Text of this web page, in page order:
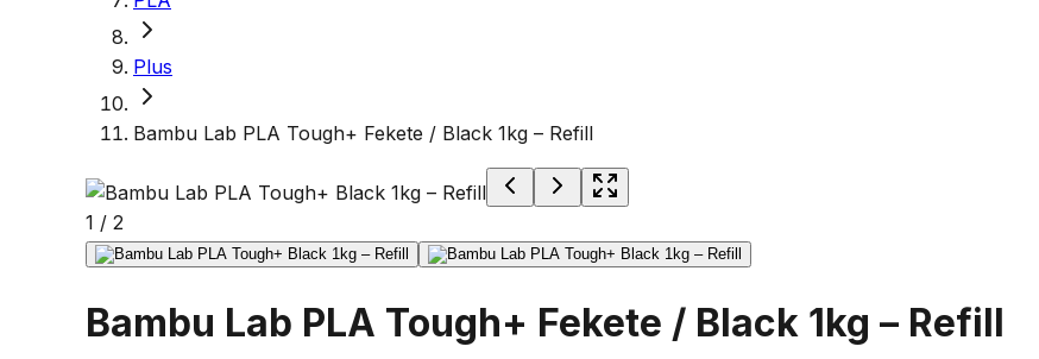
Plus
Bambu Lab PLA Tough+ Fekete / Black 1kg – Refill
1 / 2
Bambu Lab PLA Tough+ Fekete / Black 1kg – Refill